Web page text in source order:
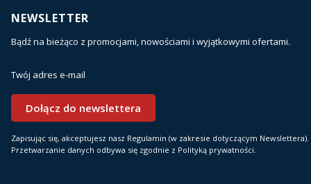
NEWSLETTER
Bądź na bieżąco z promocjami, nowościami i wyjątkowymi ofertami.
Twój adres e-mail
Dołącz do newslettera
Zapisując się, akceptujesz nasz Regulamin (w zakresie dotyczącym Newslettera).
Przetwarzanie danych odbywa się zgodnie z Polityką prywatności.